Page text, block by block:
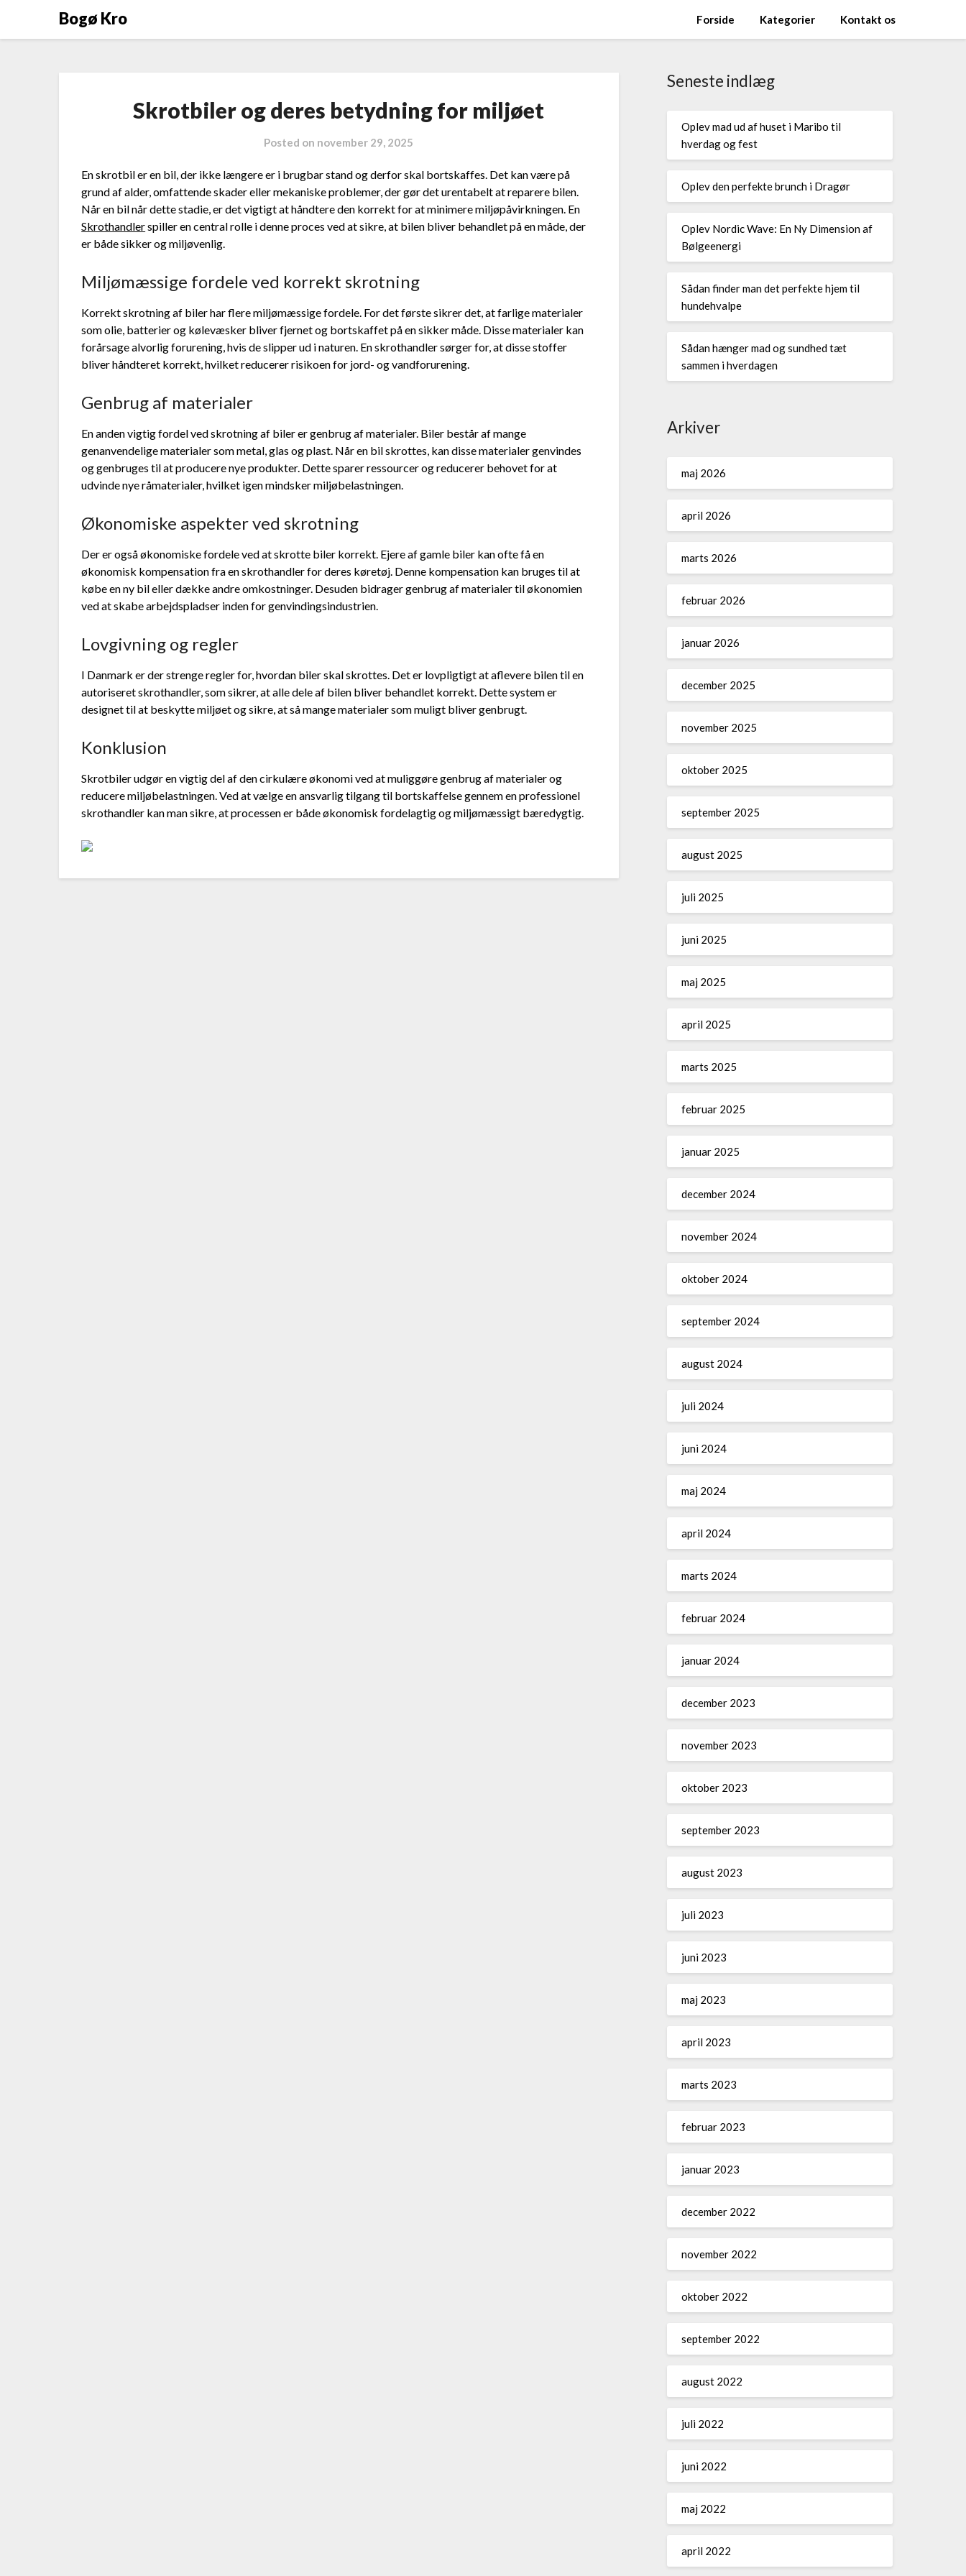
Bogø Kro Forside Kategorier Kontakt os
Skrotbiler og deres betydning for miljøet
Posted on november 29, 2025
En skrotbil er en bil, der ikke længere er i brugbar stand og derfor skal bortskaffes. Det kan være på
grund af alder, omfattende skader eller mekaniske problemer, der gør det urentabelt at reparere bilen.
Når en bil når dette stadie, er det vigtigt at håndtere den korrekt for at minimere miljøpåvirkningen. En
Skrothandlerspiller en central rolle i denne proces ved at sikre, at bilen bliver behandlet på en måde, der
er både sikker og miljøvenlig.
Miljømæssige fordele ved korrekt skrotning
Korrekt skrotning af biler har flere miljømæssige fordele. For det første sikrer det, at farlige materialer
som olie, batterier og kølevæsker bliver fjernet og bortskaffet på en sikker måde. Disse materialer kan
forårsage alvorlig forurening, hvis de slipper ud i naturen. En skrothandler sørger for, at disse stoffer
bliver håndteret korrekt, hvilket reducerer risikoen for jord- og vandforurening.
Genbrug af materialer
En anden vigtig fordel ved skrotning af biler er genbrug af materialer. Biler består af mange
genanvendelige materialer som metal, glas og plast. Når en bil skrottes, kan disse materialer genvindes
og genbruges til at producere nye produkter. Dette sparer ressourcer og reducerer behovet for at
udvinde nye råmaterialer, hvilket igen mindsker miljøbelastningen.
Økonomiske aspekter ved skrotning
Der er også økonomiske fordele ved at skrotte biler korrekt. Ejere af gamle biler kan ofte få en
økonomisk kompensation fra en skrothandler for deres køretøj. Denne kompensation kan bruges til at
købe en ny bil eller dække andre omkostninger. Desuden bidrager genbrug af materialer til økonomien
ved at skabe arbejdspladser inden for genvindingsindustrien.
Lovgivning og regler
I Danmark er der strenge regler for, hvordan biler skal skrottes. Det er lovpligtigt at aflevere bilen til en
autoriseret skrothandler, som sikrer, at alle dele af bilen bliver behandlet korrekt. Dette system er
designet til at beskytte miljøet og sikre, at så mange materialer som muligt bliver genbrugt.
Konklusion
Skrotbiler udgør en vigtig del af den cirkulære økonomi ved at muliggøre genbrug af materialer og
reducere miljøbelastningen. Ved at vælge en ansvarlig tilgang til bortskaffelse gennem en professionel
skrothandler kan man sikre, at processen er både økonomisk fordelagtig og miljømæssigt bæredygtig.
Seneste indlæg
Oplev mad ud af huset i Maribo til
hverdag og fest
Oplev den perfekte brunch i Dragør
Oplev Nordic Wave: En Ny Dimension af
Bølgeenergi
Sådan finder man det perfekte hjem til
hundehvalpe
Sådan hænger mad og sundhed tæt
sammen i hverdagen
Arkiver
maj 2026
april 2026
marts 2026
februar 2026
januar 2026
december 2025
november 2025
oktober 2025
september 2025
august 2025
juli 2025
juni 2025
maj 2025
april 2025
marts 2025
februar 2025
januar 2025
december 2024
november 2024
oktober 2024
september 2024
august 2024
juli 2024
juni 2024
maj 2024
april 2024
marts 2024
februar 2024
januar 2024
december 2023
november 2023
oktober 2023
september 2023
august 2023
juli 2023
juni 2023
maj 2023
april 2023
marts 2023
februar 2023
januar 2023
december 2022
november 2022
oktober 2022
september 2022
august 2022
juli 2022
juni 2022
maj 2022
april 2022